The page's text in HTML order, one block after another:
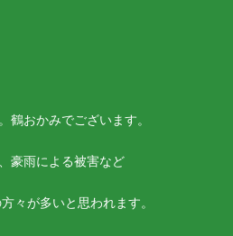
鶴おかみでございます。
豪雨による被害など
々が多いと思われます。